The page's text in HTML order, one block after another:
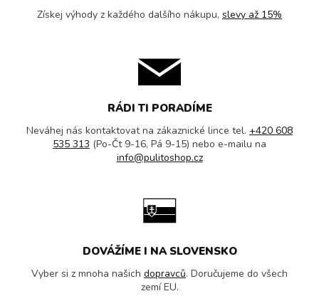
Získej výhody z každého dalšího nákupu, slevy až 15%
RÁDI TI PORADÍME
Neváhej nás kontaktovat na zákaznické lince tel. +420 608
535 313 (Po-Čt 9-16, Pá 9-15) nebo e-mailu na
info@pulitoshop.cz
DOVÁŽÍME I NA SLOVENSKO
Vyber si z mnoha našich dopravců. Doručujeme do všech
zemí EU.